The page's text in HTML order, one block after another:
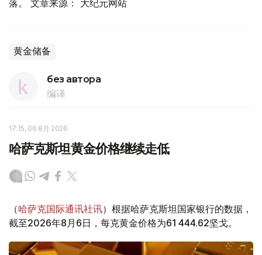
落。 文章来源： 大纪元网站
黄金储备
без автора
编译
17:15, 06 8月 2026
哈萨克斯坦黄金价格继续走低
（哈萨克国际通讯社讯）根据哈萨克斯坦国家银行的数据，
截至2026年8月6日，每克黄金价格为61 444.62坚戈。